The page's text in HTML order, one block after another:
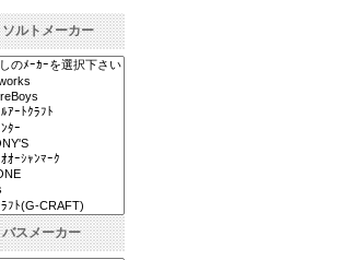
ソルトメーカー
バスメーカー